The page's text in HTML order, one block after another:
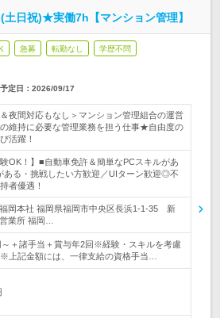
日祝)★実働7h【マンション管理】
急募 転勤なし 学歴不問
定日： 2026/09/17
夜間対応もなし＞マンション管理組合の運営
維持に必要な管理業務を担う仕事★自由度の
活躍！
験OK！】■自動車免許＆簡単なPCスキルがあ
る・挑戦したい方歓迎／UIターン歓迎◎不
者優遇！
福岡本社 福岡県福岡市中央区長浜1-1-35 新
業所 福岡…
＋諸手当＋賞与年2回※経験・スキルを考慮
上記金額には、一律支給の資格手当…